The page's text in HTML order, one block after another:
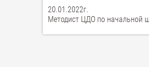
20.01.2022г.
Методист ЦДО по начальной